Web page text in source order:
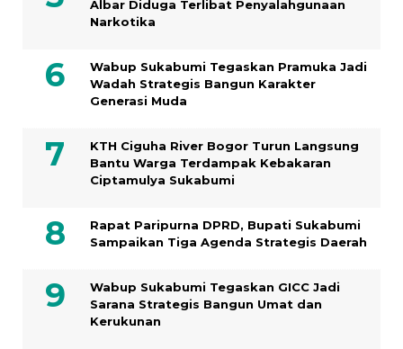
Albar Diduga Terlibat Penyalahgunaan
Narkotika
Wabup Sukabumi Tegaskan Pramuka Jadi
Wadah Strategis Bangun Karakter
Generasi Muda
KTH Ciguha River Bogor Turun Langsung
Bantu Warga Terdampak Kebakaran
Ciptamulya Sukabumi
Rapat Paripurna DPRD, Bupati Sukabumi
Sampaikan Tiga Agenda Strategis Daerah
Wabup Sukabumi Tegaskan GICC Jadi
Sarana Strategis Bangun Umat dan
Kerukunan